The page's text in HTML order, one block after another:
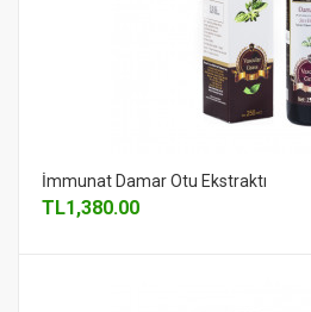
İmmunat Damar Otu Ekstraktı
TL1,380.00